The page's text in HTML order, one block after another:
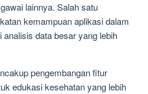
lainnya. Salah satu
kemampuan aplikasi dalam
data besar yang lebih
pengembangan fitur
edukasi kesehatan yang lebih